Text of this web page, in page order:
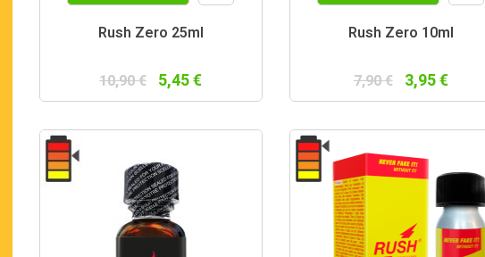
Rush Zero 25ml
10,90 € 5,45 €
Rush Zero 10ml
7,90 € 3,95 €